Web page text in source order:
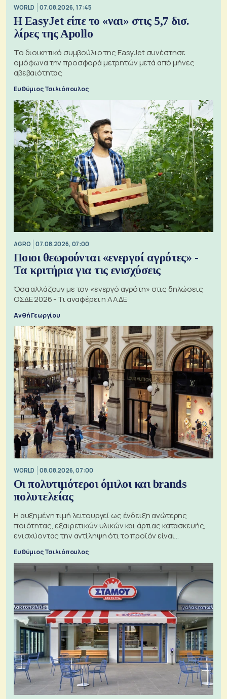
WORLD 07.08.2026, 17:45
Η EasyJet είπε το «ναι» στις 5,7 δισ.
λίρες της Apollo
Το διοικητικό συμβούλιο της EasyJet συνέστησε
ομόφωνα την προσφορά μετρητών μετά από μήνες
αβεβαιότητας
Ευθύμιος Τσιλιόπουλος
AGRO 07.08.2026, 07:00
Ποιοι θεωρούνται «ενεργοί αγρότες» -
Τα κριτήρια για τις ενισχύσεις
Όσα αλλάζουν με τον «ενεργό αγρότη» στις δηλώσεις
ΟΣΔΕ 2026 - Τι αναφέρει η ΑΑΔΕ
Ανθή Γεωργίου
WORLD 08.08.2026, 07:00
Οι πολυτιμότεροι όμιλοι και brands
πολυτελείας
Η αυξημένη τιμή λειτουργεί ως ένδειξη ανώτερης
ποιότητας, εξαιρετικών υλικών και άρτιας κατασκευής,
ενισχύοντας την αντίληψη ότι το προϊόν είναι
Ευθύμιος Τσιλιόπουλος